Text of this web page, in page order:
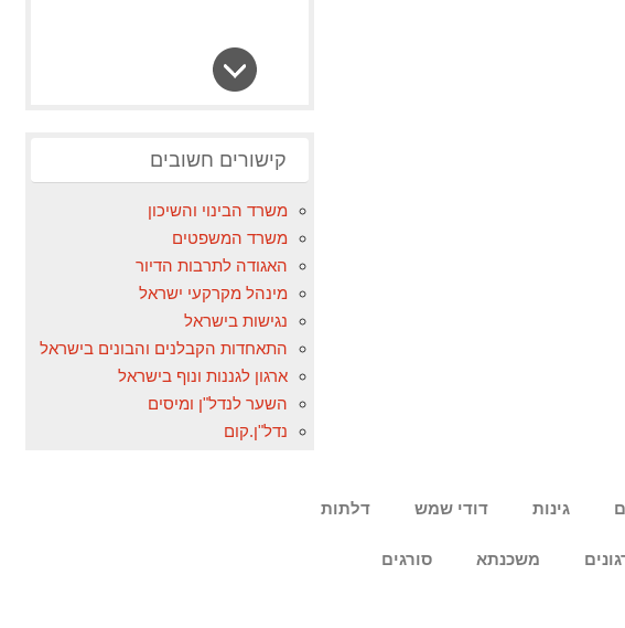
קישורים חשובים
משרד הבינוי והשיכון
משרד המשפטים
האגודה לתרבות הדיור
מינהל מקרקעי ישראל
נגישות בישראל
התאחדות הקבלנים והבונים בישראל
ארגון לגננות ונוף בישראל
השער לנדל"ן ומיסים
נדל"ן.קום
גינות דודי שמש דלתות
משכנתא סורגים